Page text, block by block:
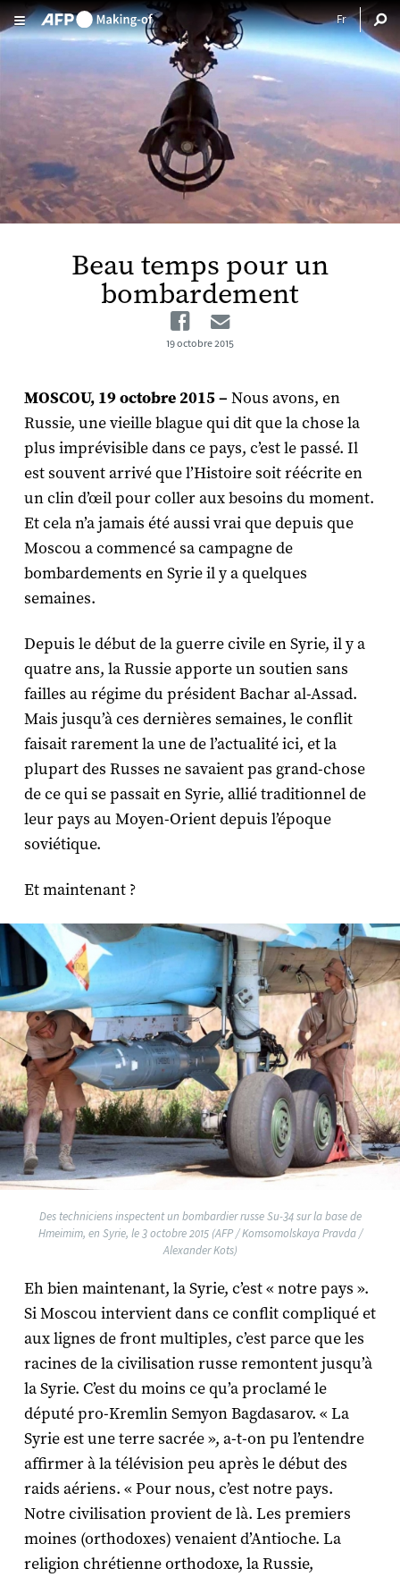
Aller au contenu principal
Beau temps pour un
bombardement
Facebook
19 octobre 2015
MOSCOU, 19 octobre 2015 – Nous avons, en
Russie, une vieille blague qui dit que la chose la
plus imprévisible dans ce pays, c’est le passé. Il
est souvent arrivé que l’Histoire soit réécrite en
un clin d’œil pour coller aux besoins du moment.
Et cela n’a jamais été aussi vrai que depuis que
Moscou a commencé sa campagne de
bombardements en Syrie il y a quelques
semaines.
Depuis le début de la guerre civile en Syrie, il y a
quatre ans, la Russie apporte un soutien sans
failles au régime du président Bachar al-Assad.
Mais jusqu’à ces dernières semaines, le conflit
faisait rarement la une de l’actualité ici, et la
plupart des Russes ne savaient pas grand-chose
de ce qui se passait en Syrie, allié traditionnel de
leur pays au Moyen-Orient depuis l’époque
soviétique.
Et maintenant ?
Des techniciens inspectent un bombardier russe Su-34 sur la base de
Hmeimim, en Syrie, le 3 octobre 2015 (AFP / Komsomolskaya Pravda /
Alexander Kots)
Eh bien maintenant, la Syrie, c’est « notre pays ».
Si Moscou intervient dans ce conflit compliqué et
aux lignes de front multiples, c’est parce que les
racines de la civilisation russe remontent jusqu’à
la Syrie. C’est du moins ce qu’a proclamé le
député pro-Kremlin Semyon Bagdasarov. « La
Syrie est une terre sacrée », a-t-on pu l’entendre
affirmer à la télévision peu après le début des
raids aériens. « Pour nous, c’est notre pays.
Notre civilisation provient de là. Les premiers
moines (orthodoxes) venaient d’Antioche. La
religion chrétienne orthodoxe, la Russie,